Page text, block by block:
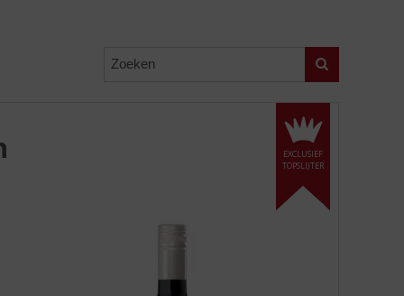
Zoeken
EXCLUSIEF
TOPSLIJTER